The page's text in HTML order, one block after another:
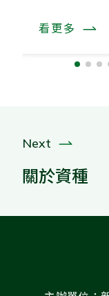
看更多
Next
關於資種